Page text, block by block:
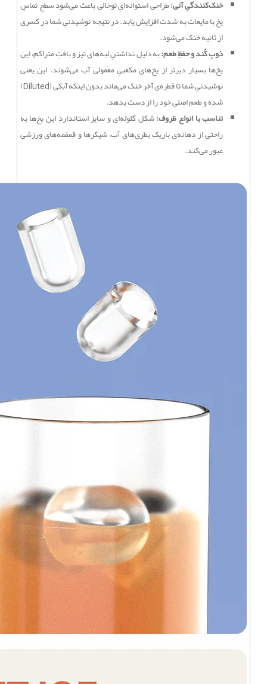
خنک‌کنندگیِ آنی:طراحی استوانه‌ایِ توخالی باعث می‌شود سطحِ تماسِ
یخ با مایعات به شدت افزایش یابد. در نتیجه نوشیدنیِ شما در کسری
از ثانیه خنک می‌شود.
ذوبِ کُند و حفظِ طعم:به دلیل نداشتنِ لبه‌های تیز و بافتِ متراکم، این
یخ‌ها بسیار دیرتر از یخ‌های مکعبیِ معمولی آب می‌شوند. این یعنی
نوشیدنیِ شما تا قطره‌ی آخر خنک می‌ماند بدون اینکه آبکی (Diluted)
شده و طعمِ اصلیِ خود را از دست بدهد.
تناسب با انواع ظروف:شکل گلوله‌ای و سایز استانداردِ این یخ‌ها به
راحتی از دهانه‌ی باریکِ بطری‌های آب، شیکرها و قمقمه‌های ورزشی
عبور می‌کند.